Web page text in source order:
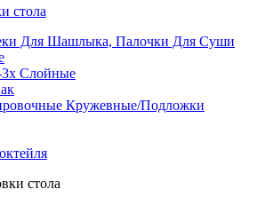
стола
Для Шашлыка, Палочки Для Суши
3х Слойные
Кружевные/Подложки